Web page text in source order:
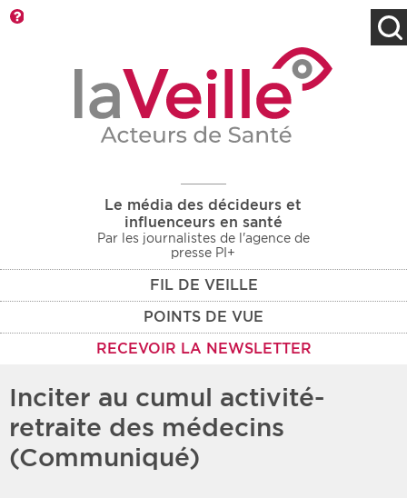
Le média des décideurs et
influenceurs en santé
Par les journalistes de l'agence de
presse PI+
FIL DE VEILLE
POINTS DE VUE
RECEVOIR LA NEWSLETTER
Rendez-vous des 7
prochains jours
Recherche par mots clés
Type d'information
Rendez-vous
Protection sociale
Médico-social
Zone géographique
Période
Inciter au cumul activité-
retraite des médecins
(Communiqué)